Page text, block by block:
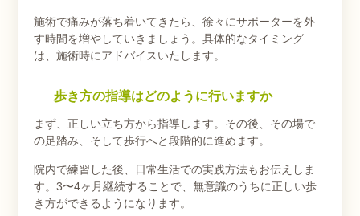
施術で痛みが落ち着いてきたら、徐々にサポーターを外
す時間を増やしていきましょう。具体的なタイミング
は、施術時にアドバイスいたします。
歩き方の指導はどのように行いますか
まず、正しい立ち方から指導します。その後、その場で
の足踏み、そして歩行へと段階的に進めます。
院内で練習した後、日常生活での実践方法もお伝えしま
す。3〜4ヶ月継続することで、無意識のうちに正しい歩
き方ができるようになります。